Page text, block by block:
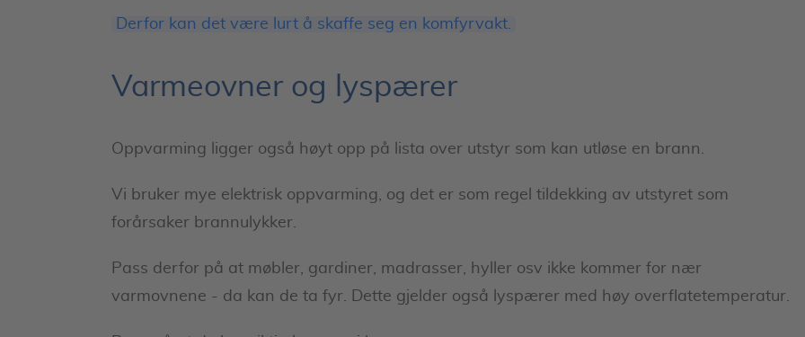
Derfor kan det være lurt å skaffe seg en komfyrvakt.
Varmeovner og lyspærer
Oppvarming ligger også høyt opp på lista over utstyr som kan utløse en brann.
Vi bruker mye elektrisk oppvarming, og det er som regel tildekking av utstyret som
forårsaker brannulykker.
Pass derfor på at møbler, gardiner, madrasser, hyller osv ikke kommer for nær
varmovnene - da kan de ta fyr. Dette gjelder også lyspærer med høy overflatetemperatur.